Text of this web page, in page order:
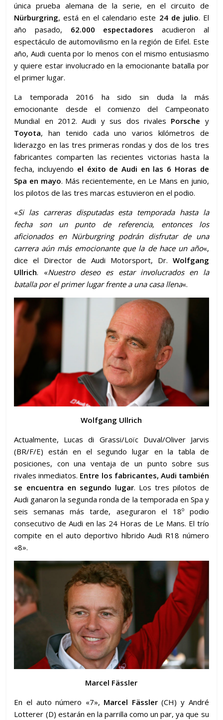
única prueba alemana de la serie, en el circuito de
Nürburgring, está en el calendario este 24 de julio. El
año pasado, 62.000 espectadores acudieron al
espectáculo de automovilismo en la región de Eifel. Este
año, Audi cuenta por lo menos con el mismo entusiasmo
y quiere estar involucrado en la emocionante batalla por
el primer lugar.
La temporada 2016 ha sido sin duda la más
emocionante desde el comienzo del Campeonato
Mundial en 2012. Audi y sus dos rivales Porsche y
Toyota, han tenido cada uno varios kilómetros de
liderazgo en las tres primeras rondas y dos de los tres
fabricantes comparten las recientes victorias hasta la
fecha, incluyendo el éxito de Audi en las 6 Horas de
Spa en mayo. Más recientemente, en Le Mans en junio,
los pilotos de las tres marcas estuvieron en el podio.
«Si las carreras disputadas esta temporada hasta la
fecha son un punto de referencia, entonces los
aficionados en Nürburgring podrán disfrutar de una
carrera aún más emocionante que la de hace un año«,
dice el Director de Audi Motorsport, Dr. Wolfgang
Ullrich. «Nuestro deseo es estar involucrados en la
batalla por el primer lugar frente a una casa llena«.
Wolfgang Ullrich
Actualmente, Lucas di Grassi/Loïc Duval/Oliver Jarvis
(BR/F/E) están en el segundo lugar en la tabla de
posiciones, con una ventaja de un punto sobre sus
rivales inmediatos. Entre los fabricantes, Audi también
se encuentra en segundo lugar. Los tres pilotos de
Audi ganaron la segunda ronda de la temporada en Spa y
seis semanas más tarde, aseguraron el 18opodio
consecutivo de Audi en las 24 Horas de Le Mans. El trío
compite en el auto deportivo híbrido Audi R18 número
«8».
Marcel Fässler
En el auto número «7», Marcel Fässler(CH) y André
Lotterer (D) estarán en la parrilla como un par, ya que su